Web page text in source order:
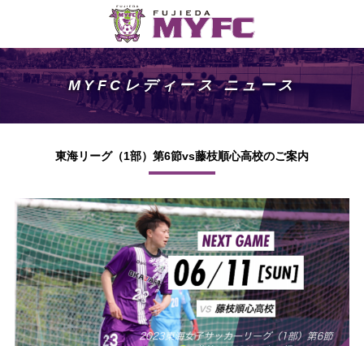
MYFCレディース ニュース
東海リーグ（1部）第6節vs藤枝順心高校のご案内